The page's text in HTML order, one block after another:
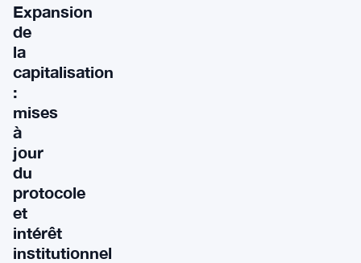
Expansion
de
la
capitalisation
:
mises
à
jour
du
protocole
et
intérêt
institutionnel